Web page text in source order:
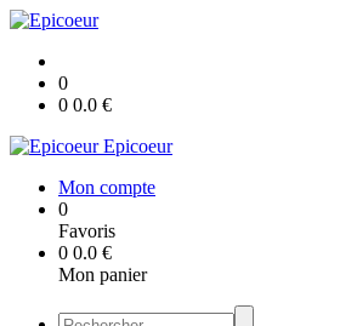
0
0 0.0 €
Epicoeur
Mon compte
0
Favoris
0 0.0 €
Mon panier